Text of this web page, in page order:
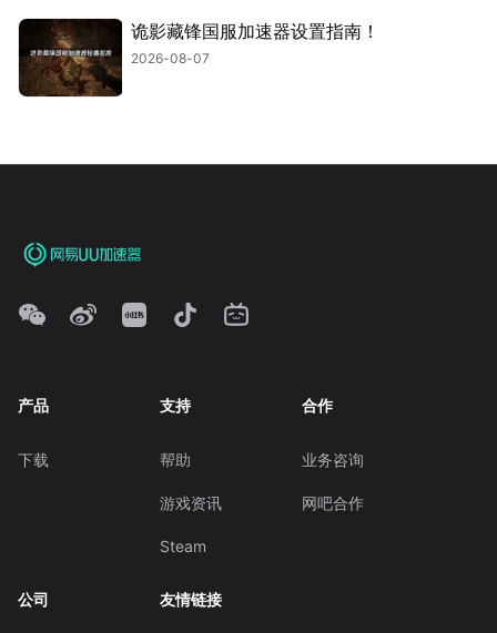
诡影藏锋国服加速器设置指南！
2026-08-07
产品
下载
支持
帮助
游戏资讯
Steam
合作
业务咨询
网吧合作
公司 友情链接